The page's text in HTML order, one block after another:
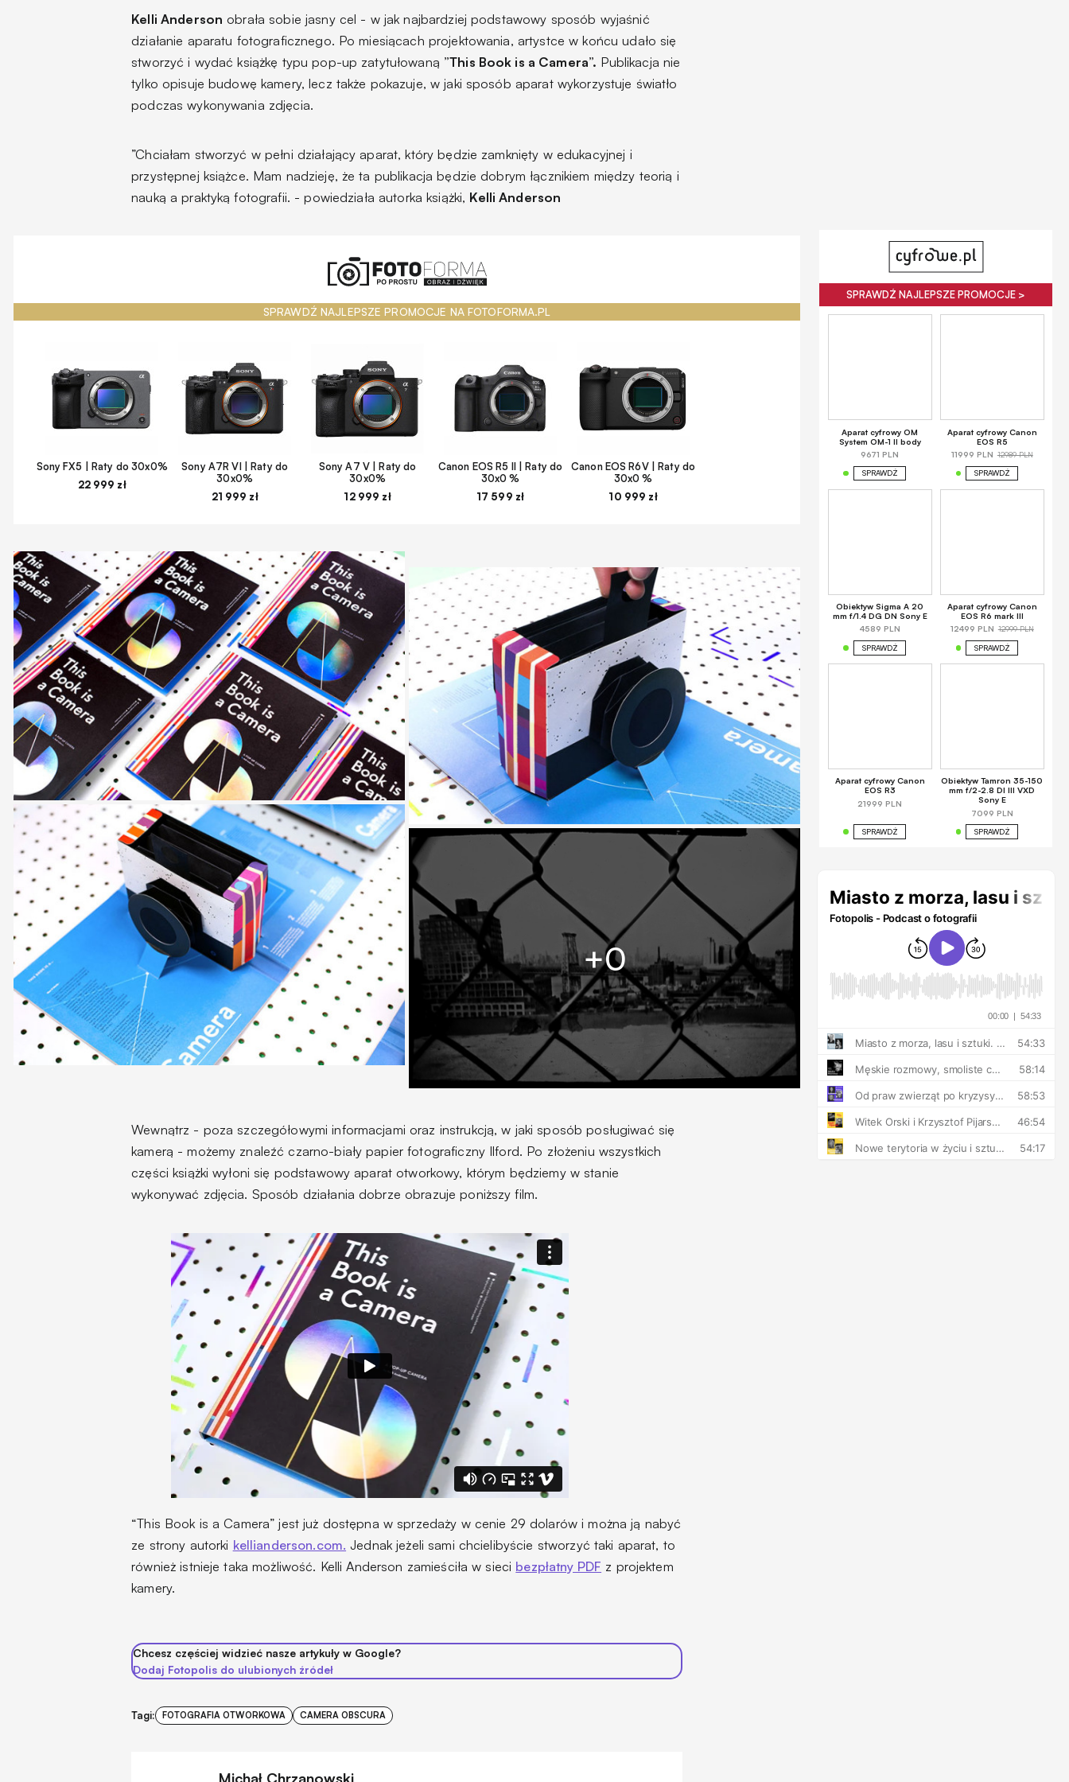
Kelli Anderson obrała sobie jasny cel - w jak najbardziej podstawowy sposób wyjaśnić
działanie aparatu fotograficznego. Po miesiącach projektowania, artystce w końcu udało się
stworzyć i wydać książkę typu pop-up zatytułowaną ”This Book is a Camera”. Publikacja nie
tylko opisuje budowę kamery, lecz także pokazuje, w jaki sposób aparat wykorzystuje światło
podczas wykonywania zdjęcia.
”Chciałam stworzyć w pełni działający aparat, który będzie zamknięty w edukacyjnej i
przystępnej książce. Mam nadzieję, że ta publikacja będzie dobrym łącznikiem między teorią i
nauką a praktyką fotografii. - powiedziała autorka książki, Kelli Anderson
SPRAWDŹ NAJLEPSZE PROMOCJE NA FOTOFORMA.PL
Sony FX5 | Raty do 30x0%
22 999 zł
Sony A7R VI | Raty do
30x0%
21 999 zł
Sony A7 V | Raty do
30x0%
12 999 zł
Canon EOS R5 II | Raty do
30x0 %
17 599 zł
Canon EOS R6V | Raty do
30x0 %
10 999 zł
Wewnątrz - poza szczegółowymi informacjami oraz instrukcją, w jaki sposób posługiwać się
kamerą - możemy znaleźć czarno-biały papier fotograficzny Ilford. Po złożeniu wszystkich
części książki wyłoni się podstawowy aparat otworkowy, którym będziemy w stanie
wykonywać zdjęcia. Sposób działania dobrze obrazuje poniższy film.
“This Book is a Camera” jest już dostępna w sprzedaży w cenie 29 dolarów i można ją nabyć
ze strony autorki kellianderson.com. Jednak jeżeli sami chcielibyście stworzyć taki aparat, to
również istnieje taka możliwość. Kelli Anderson zamieściła w sieci bezpłatny PDF z projektem
kamery.
Chcesz częściej widzieć nasze artykuły w Google?
Dodaj Fotopolis do ulubionych źródeł
Tagi: FOTOGRAFIA OTWORKOWA CAMERA OBSCURA
Michał Chrzanowski
SPRAWDŹ NAJLEPSZE PROMOCJE >
Aparat cyfrowy OM
System OM-1 II body
9671 PLN
SPRAWDŹ
Aparat cyfrowy Canon
EOS R5
11999 PLN 12989 PLN
SPRAWDŹ
Obiektyw Sigma A 20
mm f/1.4 DG DN Sony E
4589 PLN
SPRAWDŹ
Aparat cyfrowy Canon
EOS R6 mark III
12499 PLN 12999 PLN
SPRAWDŹ
Aparat cyfrowy Canon
EOS R3
21999 PLN
SPRAWDŹ
Obiektyw Tamron 35-150
mm f/2-2.8 DI III VXD
Sony E
7099 PLN
SPRAWDŹ